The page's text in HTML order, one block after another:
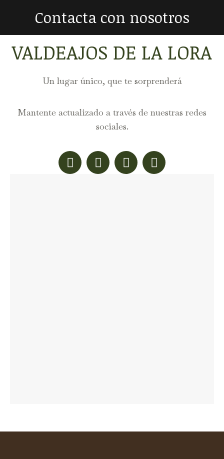
Contacta con nosotros
Estás aquí:
VALDEAJOS DE LA LORA
Un lugar único, que te sorprenderá
Mantente actualizado a través de nuestras redes
sociales.
Facebook
X YouTubeInstagram